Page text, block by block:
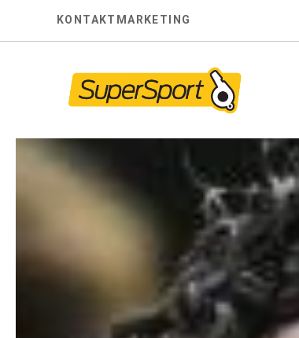
KONTAKT MARKETING